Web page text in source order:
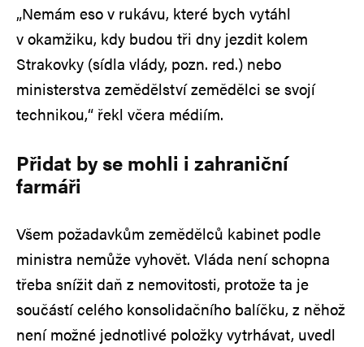
„Nemám eso v rukávu, které bych vytáhl
v okamžiku, kdy budou tři dny jezdit kolem
Strakovky (sídla vlády, pozn. red.) nebo
ministerstva zemědělství zemědělci se svojí
technikou,“ řekl včera médiím.
Přidat by se mohli i zahraniční
farmáři
Všem požadavkům zemědělců kabinet podle
ministra nemůže vyhovět. Vláda není schopna
třeba snížit daň z nemovitosti, protože ta je
součástí celého konsolidačního balíčku, z něhož
není možné jednotlivé položky vytrhávat, uvedl